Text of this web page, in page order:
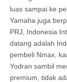
luas sampai ke
Yamaha juga
PRJ, Indonesia
datang adalah
pembeli Nmax,
Yodran sambil
premium, tidak